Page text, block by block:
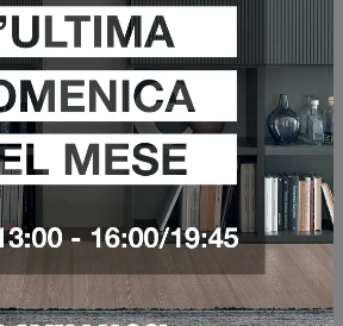
i cataloghi
Invia